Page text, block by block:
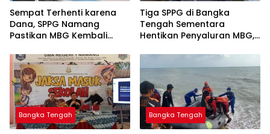
‎Sempat Terhenti karena
Dana, SPPG Namang
Pastikan MBG Kembali
‎Tiga SPPG di Bangka
Tengah Sementara
Hentikan Penyaluran MBG,
Bangka Tengah Bangka Tengah